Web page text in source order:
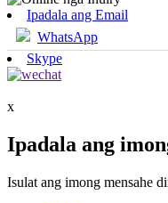
Ipadala ang Email
WhatsApp
Skype
x
Ipadala ang
Isulat ang imong mensahe